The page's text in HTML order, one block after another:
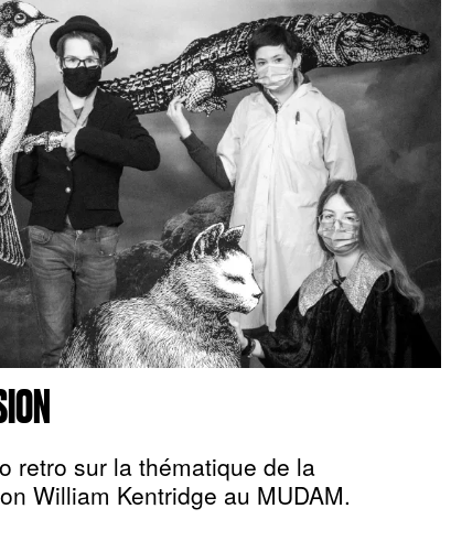
retro sur la thématique de la
William Kentridge au MUDAM.